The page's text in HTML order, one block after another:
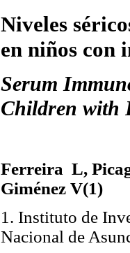
Niveles
en niños con
Serum
Children with
Ferreira L,
Giménez V(1)
1. Instituto de
Nacional de